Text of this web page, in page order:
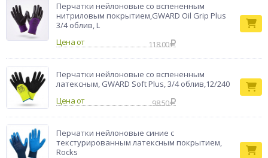
Перчатки нейлоновые со вспененным
нитриловым покрытием,GWARD Oil Grip Plus
3/4 облив, L
Цена от
118.00
Перчатки нейлоновые со вспененным
латексным, GWARD Soft Plus, 3/4 облив,12/240
Цена от
98.50
Перчатки нейлоновые синие с
текстурированным латексным покрытием,
Rocks